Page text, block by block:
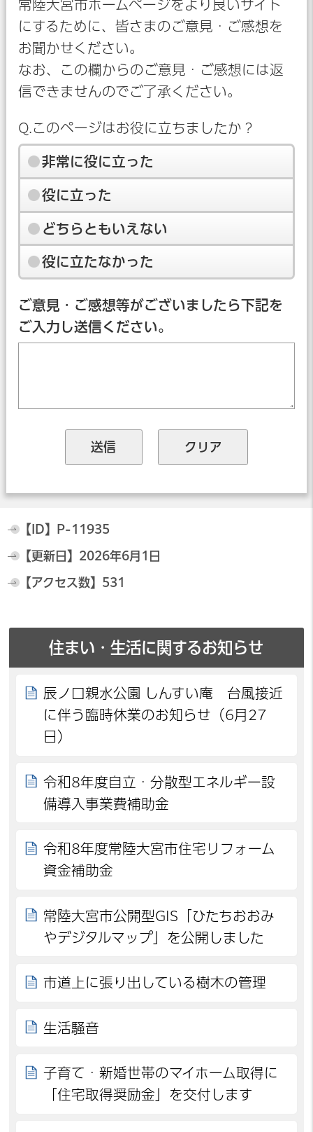
常陸大宮市ホームページをより良いサイト
にするために、皆さまのご意見・ご感想を
お聞かせください。
なお、この欄からのご意見・ご感想には返
信できませんのでご了承ください。
Q.このページはお役に立ちましたか？
非常に役に立った
役に立った
どちらともいえない
役に立たなかった
ご意見・ご感想等がございましたら下記を
ご入力し送信ください。
【ID】 P-11935
【更新日】 2026年6月1日
【アクセス数】 531
住まい・生活に関するお知らせ
辰ノ口親水公園 しんすい庵 台風接近
に伴う臨時休業のお知らせ（6月27
日）
令和8年度自立・分散型エネルギー設
備導入事業費補助金
令和8年度常陸大宮市住宅リフォーム
資金補助金
常陸大宮市公開型GIS「ひたちおおみ
やデジタルマップ」を公開しました
市道上に張り出している樹木の管理
生活騒音
子育て・新婚世帯のマイホーム取得に
「住宅取得奨励金」を交付します